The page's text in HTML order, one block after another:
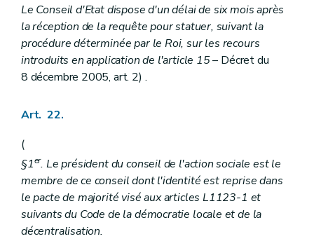
Le Conseil d'Etat dispose d'un délai de six mois après
la réception de la requête pour statuer, suivant la
procédure déterminée par le Roi, sur les recours
introduits en application de l'article 15– Décret du
8 décembre 2005, art. 2) .
Art. 22.
(
§1er. Le président du conseil de l'action sociale est le
membre de ce conseil dont l'identité est reprise dans
le pacte de majorité visé aux articles L1123-1 et
suivants du Code de la démocratie locale et de la
décentralisation.